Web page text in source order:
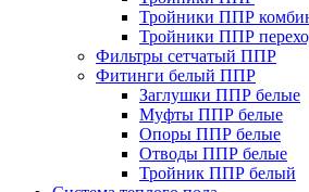
Тройники ППР
Тройники ППР
Фильтры сетчатый ППР
Фитинги белый ППР
Заглушки ППР белые
Муфты ППР белые
Опоры ППР белые
Отводы ППР белые
Тройник ППР белый